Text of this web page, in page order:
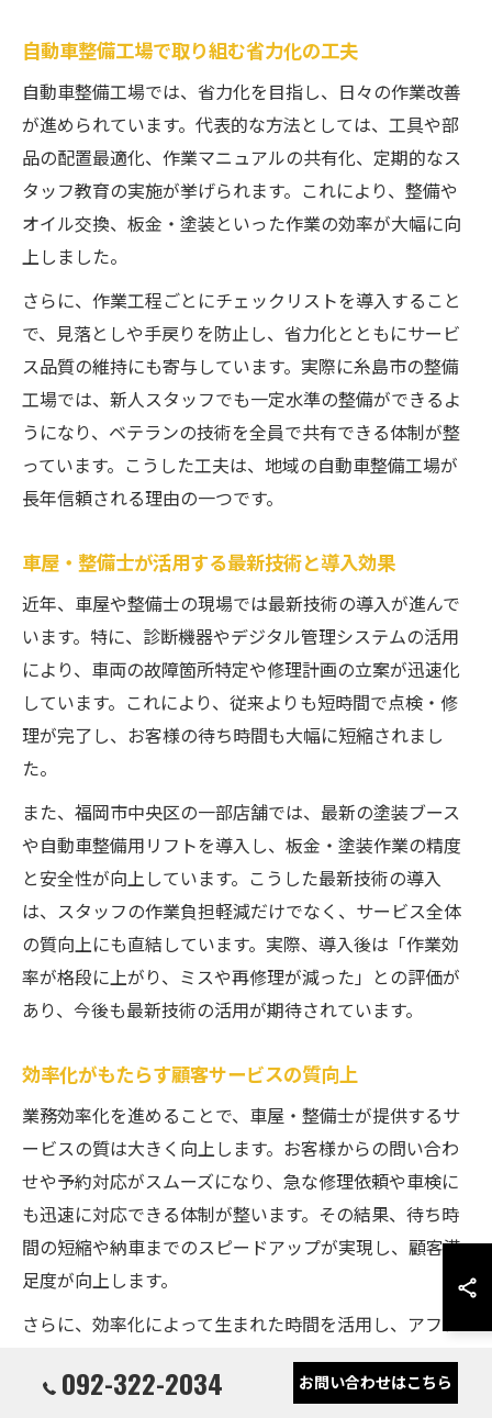
自動車整備工場で取り組む省力化の工夫
自動車整備工場では、省力化を目指し、日々の作業改善
が進められています。代表的な方法としては、工具や部
品の配置最適化、作業マニュアルの共有化、定期的なス
タッフ教育の実施が挙げられます。これにより、整備や
オイル交換、板金・塗装といった作業の効率が大幅に向
上しました。
さらに、作業工程ごとにチェックリストを導入すること
で、見落としや手戻りを防止し、省力化とともにサービ
ス品質の維持にも寄与しています。実際に糸島市の整備
工場では、新人スタッフでも一定水準の整備ができるよ
うになり、ベテランの技術を全員で共有できる体制が整
っています。こうした工夫は、地域の自動車整備工場が
長年信頼される理由の一つです。
車屋・整備士が活用する最新技術と導入効果
近年、車屋や整備士の現場では最新技術の導入が進んで
います。特に、診断機器やデジタル管理システムの活用
により、車両の故障箇所特定や修理計画の立案が迅速化
しています。これにより、従来よりも短時間で点検・修
理が完了し、お客様の待ち時間も大幅に短縮されまし
た。
また、福岡市中央区の一部店舗では、最新の塗装ブース
や自動車整備用リフトを導入し、板金・塗装作業の精度
と安全性が向上しています。こうした最新技術の導入
は、スタッフの作業負担軽減だけでなく、サービス全体
の質向上にも直結しています。実際、導入後は「作業効
率が格段に上がり、ミスや再修理が減った」との評価が
あり、今後も最新技術の活用が期待されています。
効率化がもたらす顧客サービスの質向上
業務効率化を進めることで、車屋・整備士が提供するサ
ービスの質は大きく向上します。お客様からの問い合わ
せや予約対応がスムーズになり、急な修理依頼や車検に
も迅速に対応できる体制が整います。その結果、待ち時
間の短縮や納車までのスピードアップが実現し、顧客満
足度が向上します。
さらに、効率化によって生まれた時間を活用し、アフタ
ーサービスや個別相談など、きめ細やかな対応が可能に
なります。実際に糸島市や福岡市中央区の整備工場で
092-322-2034 お問い合わせはこちら